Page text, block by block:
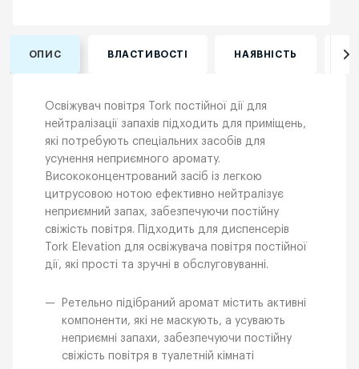
ОПИС ВЛАСТИВОСТІ НАЯВНІСТЬ
Освіжувач повітря Tork постійної дії для
нейтралізації запахів підходить для приміщень,
які потребують спеціальних засобів для
усунення неприємного аромату.
Висококонцентрований засіб із легкою
цитрусовою нотою ефективно нейтралізує
неприємний запах, забезпечуючи постійну
свіжість повітря. Підходить для диспенсерів
Tork Elevation для освіжувача повітря постійної
дії, які прості та зручні в обслуговуванні.
Ретельно підібраний аромат містить активні
компоненти, які не маскують, а усувають
неприємні запахи, забезпечуючи постійну
свіжість повітря в туалетній кімнаті